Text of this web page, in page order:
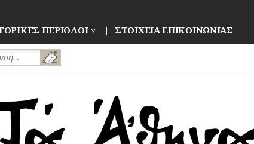
ΠΕΡΙΟΔΟΙ ΣΤΟΙΧΕΙΑ ΕΠΙΚΟΙΝΩΝΙΑΣ